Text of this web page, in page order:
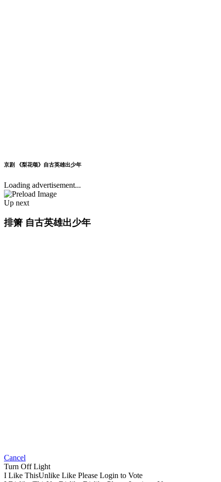
京剧 《梨花颂》自古英雄出少年
Loading advertisement...
Up next
排箫 自古英雄出少年
Cancel
Turn Off Light
I Like ThisUnlike Like Please Login to Vote